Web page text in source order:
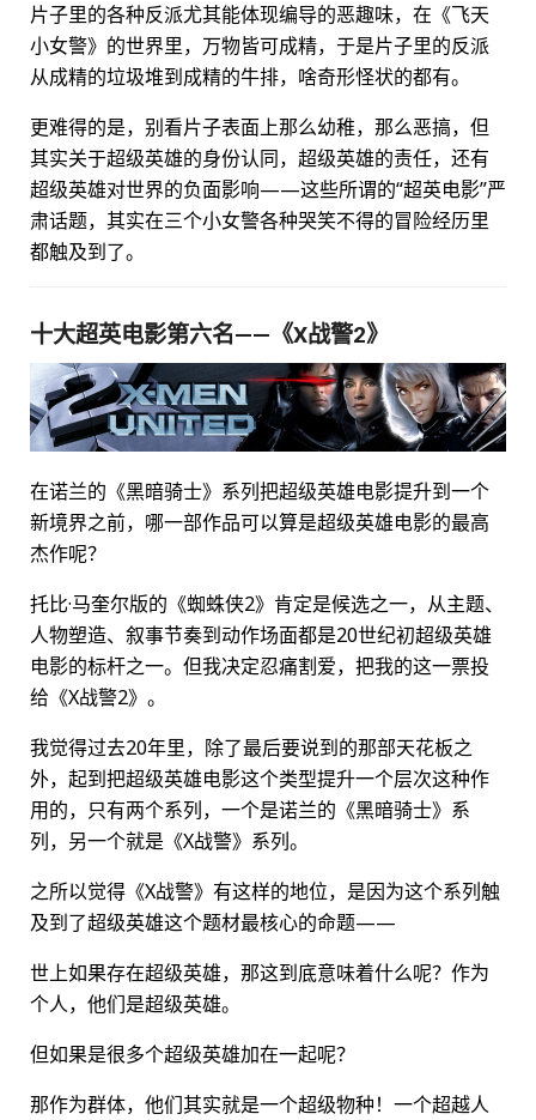
片子里的各种反派尤其能体现编导的恶趣味，在《飞天
小女警》的世界里，万物皆可成精，于是片子里的反派
从成精的垃圾堆到成精的牛排，啥奇形怪状的都有。
更难得的是，别看片子表面上那么幼稚，那么恶搞，但
其实关于超级英雄的身份认同，超级英雄的责任，还有
超级英雄对世界的负面影响——这些所谓的“超英电影”严
肃话题，其实在三个小女警各种哭笑不得的冒险经历里
都触及到了。
十大超英电影第六名——《X战警2》
在诺兰的《黑暗骑士》系列把超级英雄电影提升到一个
新境界之前，哪一部作品可以算是超级英雄电影的最高
杰作呢？
托比·马奎尔版的《蜘蛛侠2》肯定是候选之一，从主题、
人物塑造、叙事节奏到动作场面都是20世纪初超级英雄
电影的标杆之一。但我决定忍痛割爱，把我的这一票投
给《X战警2》。
我觉得过去20年里，除了最后要说到的那部天花板之
外，起到把超级英雄电影这个类型提升一个层次这种作
用的，只有两个系列，一个是诺兰的《黑暗骑士》系
列，另一个就是《X战警》系列。
之所以觉得《X战警》有这样的地位，是因为这个系列触
及到了超级英雄这个题材最核心的命题——
世上如果存在超级英雄，那这到底意味着什么呢？作为
个人，他们是超级英雄。
但如果是很多个超级英雄加在一起呢？
那作为群体，他们其实就是一个超级物种！一个超越人